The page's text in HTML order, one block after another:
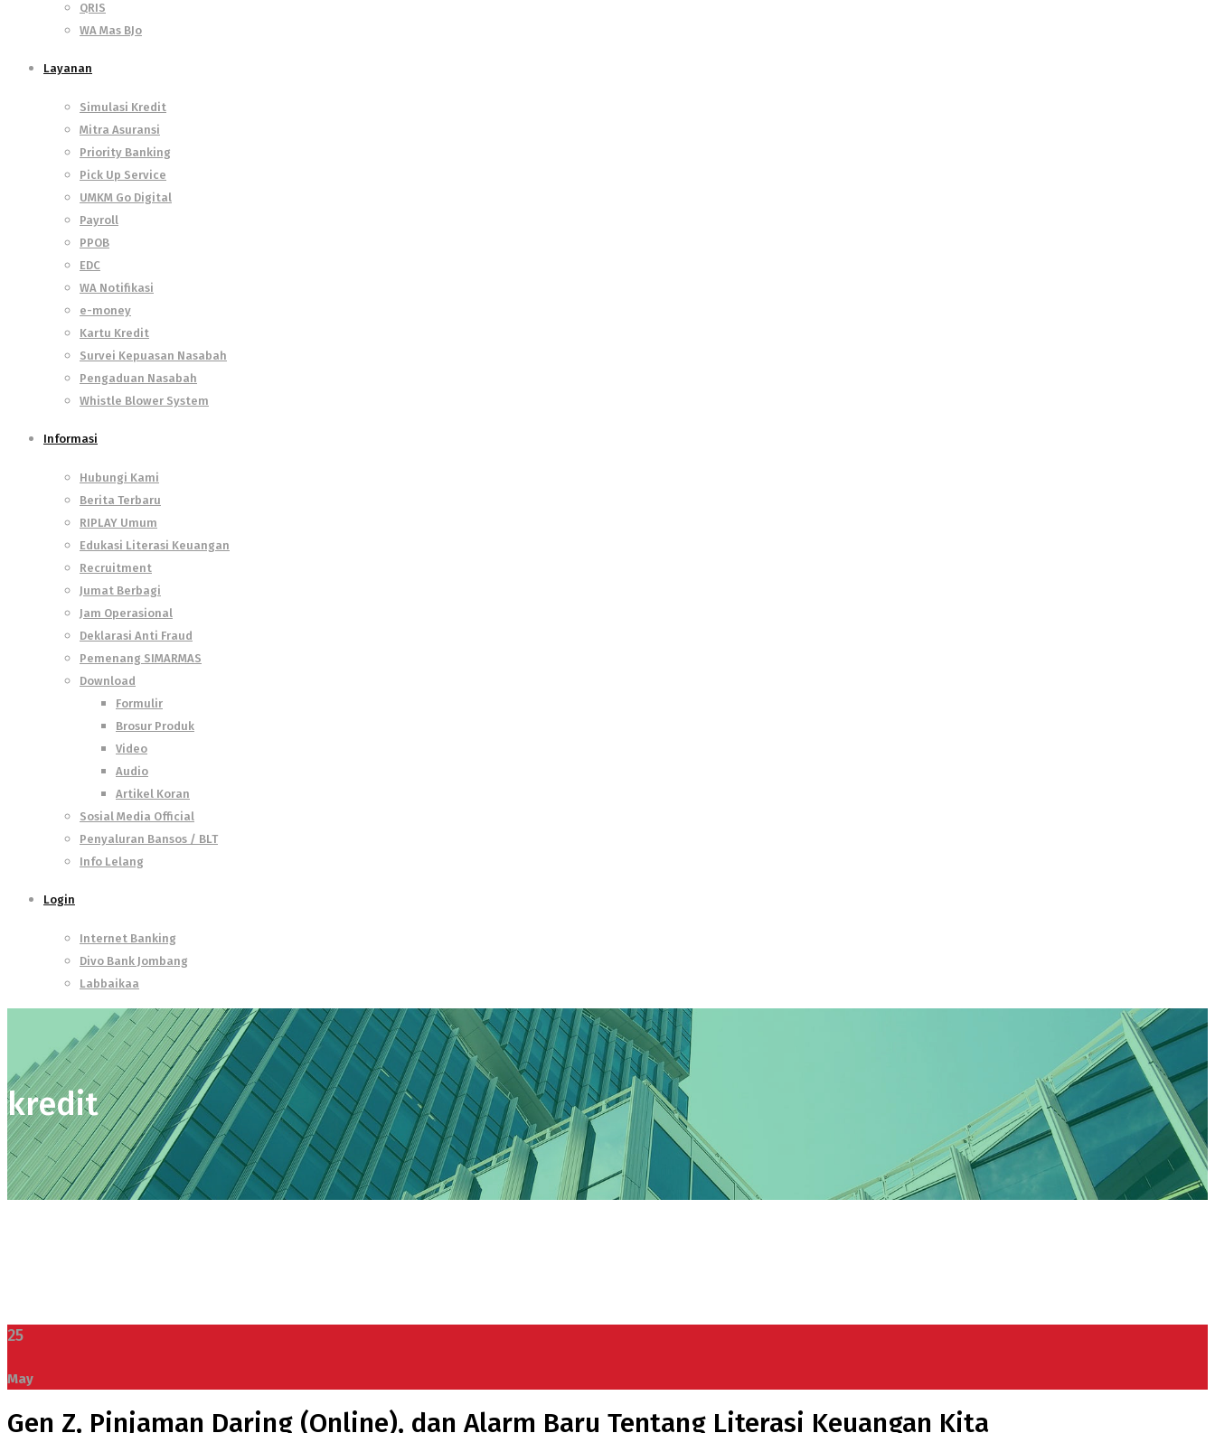
QRIS
WA Mas BJo
Layanan
Simulasi Kredit
Mitra Asuransi
Priority Banking
Pick Up Service
UMKM Go Digital
Payroll
PPOB
EDC
WA Notifikasi
e-money
Kartu Kredit
Survei Kepuasan Nasabah
Pengaduan Nasabah
Whistle Blower System
Informasi
Hubungi Kami
Berita Terbaru
RIPLAY Umum
Edukasi Literasi Keuangan
Recruitment
Jumat Berbagi
Jam Operasional
Deklarasi Anti Fraud
Pemenang SIMARMAS
Download
Formulir
Brosur Produk
Video
Audio
Artikel Koran
Sosial Media Official
Penyaluran Bansos / BLT
Info Lelang
Login
Internet Banking
Divo Bank Jombang
Labbaikaa
kredit
25
May
Gen Z, Pinjaman Daring (Online), dan Alarm Baru Tentang Literasi Keuangan Kita